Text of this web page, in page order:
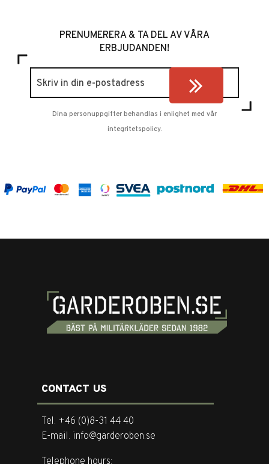
PRENUMERERA & TA DEL AV VÅRA
ERBJUDANDEN!
Dina personuppgifter behandlas i enlighet med vår
integritetspolicy.
CONTACT US
Tel. +46 (0)8-31 44 40
E-mail. info@garderoben.se
Telephone hours: